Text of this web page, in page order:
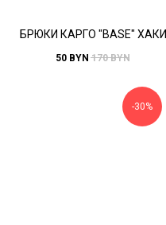
БРЮКИ КАРГО "BASE" ХАКИ
50 BYN 170 BYN
-30%